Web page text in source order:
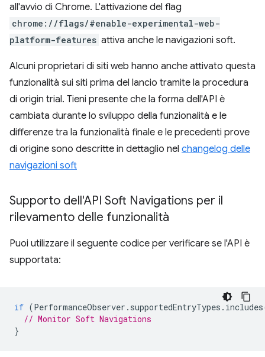
all'avvio di Chrome. L'attivazione del flag
chrome://flags/#enable-experimental-web-
platform-features attiva anche le navigazioni soft.
Alcuni proprietari di siti web hanno anche attivato questa
funzionalità sui siti prima del lancio tramite la procedura
di origin trial. Tieni presente che la forma dell'API è
cambiata durante lo sviluppo della funzionalità e le
differenze tra la funzionalità finale e le precedenti prove
di origine sono descritte in dettaglio nel changelog delle
navigazioni soft
Supporto dell'API Soft Navigations per il
rilevamento delle funzionalità
Puoi utilizzare il seguente codice per verificare se l'API è
supportata:
if (PerformanceObserver . supportedEntryTypes . includes
// Monitor Soft Navigations
}